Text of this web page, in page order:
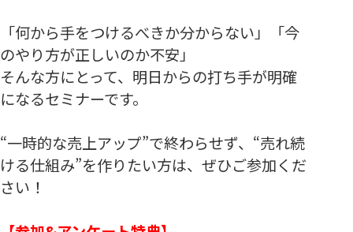
「何から手をつけるべきか分からない」「今
のやり方が正しいのか不安」
そんな方にとって、明日からの打ち手が明確
になるセミナーです。
“一時的な売上アップ”で終わらせず、“売れ続
ける仕組み”を作りたい方は、ぜひご参加くだ
さい！